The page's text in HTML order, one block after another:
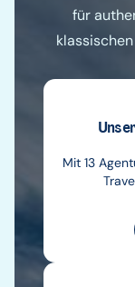
für
Mit 13